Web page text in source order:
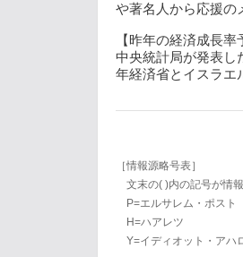
や著名人から応援の
【昨年の経済成長
中央統計局が発表し
年経済省とイスラエ
［情報源略号表］
文末の( )内の記号が情
P=エルサレム・ポス
H=ハアレツ
Y=イディオット・アハ